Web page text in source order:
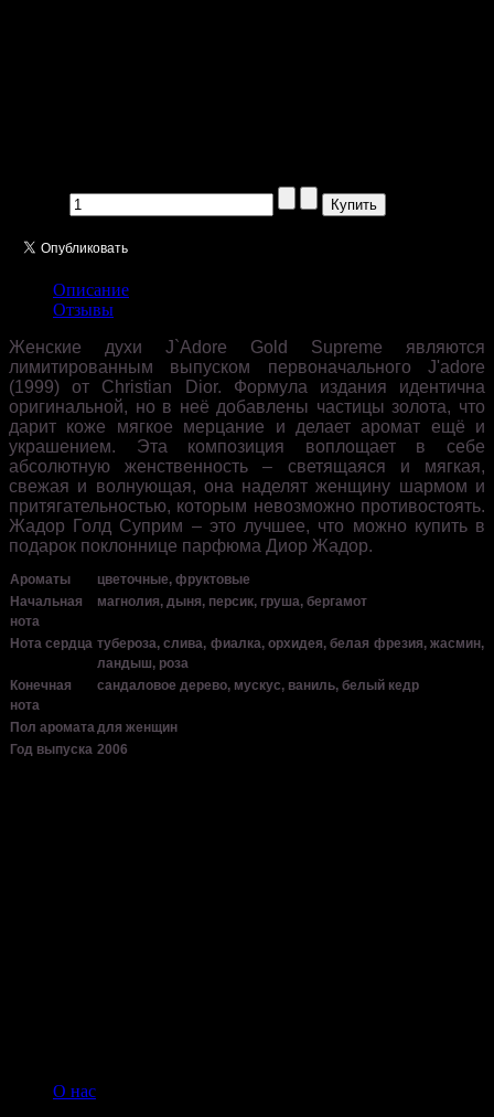
Описание
Отзывы
Женские духи J`Adore Gold Supreme являются
лимитированным выпуском первоначального J'adore
(1999) от Christian Dior. Формула издания идентична
оригинальной, но в неё добавлены частицы золота, что
дарит коже мягкое мерцание и делает аромат ещё и
украшением. Эта композиция воплощает в себе
абсолютную женственность – светящаяся и мягкая,
свежая и волнующая, она наделят женщину шармом и
притягательностью, которым невозможно противостоять.
Жадор Голд Суприм – это лучшее, что можно купить в
подарок поклоннице парфюма Диор Жадор.
Ароматы
цветочные, фруктовые
Начальная
нота
магнолия, дыня, персик, груша, бергамот
Нота сердца тубероза, слива, фиалка, орхидея, белая фрезия, жасмин,
ландыш, роза
Конечная
нота
сандаловое дерево, мускус, ваниль, белый кедр
Пол ароматадля женщин
Год выпуска 2006
О нас